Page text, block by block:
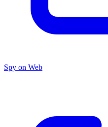
Spy on Web